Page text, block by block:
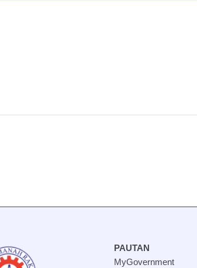
PAUTAN
MyGovernment